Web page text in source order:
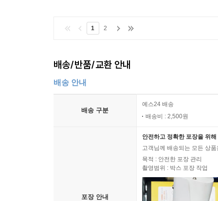
1 2
배송/반품/교환 안내
배송 안내
배송 구분
예스24 배송
배송비 : 2,500원
포장 안내
안전하고 정확한 포장을 위
고객님께 배송되는 모든 상
목적 : 안전한 포장 관리
촬영범위 : 박스 포장 작업